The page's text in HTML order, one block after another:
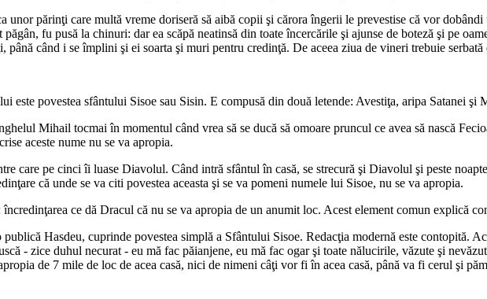
părinţi care multă vreme doriseră să aibă copii şi cărora îngerii le prevestise că vor
fu pusă la chinuri: dar ea scăpă neatinsă din toate încercările şi ajunse de boteză şi pe
până când i se împlini şi ei soarta şi muri pentru credinţă. De aceea ziua de vineri trebuie
este povestea sfântului Sisoe sau Sisin. E compusă din două letende: Avestiţa, aripa Satanei şi
Mihail tocmai în momentul când vrea să se ducă să omoare pruncul ce avea să nască
aceste nume nu se va apropia.
care pe cinci îi luase Diavolul. Când intră sfântul în casă, se strecură şi Diavolul şi peste
că unde se va citi povestea aceasta şi se va pomeni numele lui Sisoe, nu se va apropia.
încredinţarea ce dă Dracul că nu se va apropia de un anumit loc. Acest element comun explică
Hasdeu, cuprinde povestea simplă a Sfântului Sisoe. Redacţia modernă este contopită.
- zice duhul necurat - eu mă fac păianjene, eu mă fac ogar şi toate nălucirile, văzute şi
de 7 mile de loc de acea casă, nici de nimeni câţi vor fi în acea casă, până va fi cerul şi